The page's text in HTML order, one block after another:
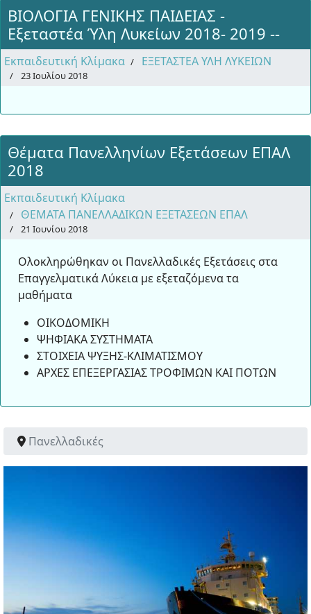
ΒΙΟΛΟΓΙΑ ΓΕΝΙΚΗΣ ΠΑΙΔΕΙΑΣ -
Εξεταστέα Ύλη Λυκείων 2018- 2019 --
Εκπαιδευτική Κλίμακα ΕΞΕΤΑΣΤΕΑ ΥΛΗ ΛΥΚΕΙΩΝ
23 Ιουλίου 2018
Θέματα Πανελληνίων Εξετάσεων ΕΠΑΛ
2018
Εκπαιδευτική Κλίμακα
ΘΕΜΑΤΑ ΠΑΝΕΛΛΑΔΙΚΩΝ ΕΞΕΤΑΣΕΩΝ ΕΠΑΛ
21 Ιουνίου 2018
Ολοκληρώθηκαν οι Πανελλαδικές Εξετάσεις στα
Επαγγελματικά Λύκεια με εξεταζόμενα τα
μαθήματα
ΟΙΚΟΔΟΜΙΚΗ
ΨΗΦΙΑΚΑ ΣΥΣΤΗΜΑΤΑ
ΣΤΟΙΧΕΙΑ ΨΥΞΗΣ-ΚΛΙΜΑΤΙΣΜΟΥ
ΑΡΧΕΣ ΕΠΕΞΕΡΓΑΣΙΑΣ ΤΡΟΦΙΜΩΝ ΚΑΙ ΠΟΤΩΝ
Πανελλαδικές